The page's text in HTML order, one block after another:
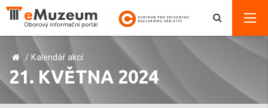
/ Kalendář akcí
21. KVĚTNA 2024